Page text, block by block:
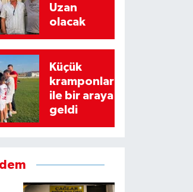
Uzan
olacak
Küçük
kramponlar
ile bir araya
geldi